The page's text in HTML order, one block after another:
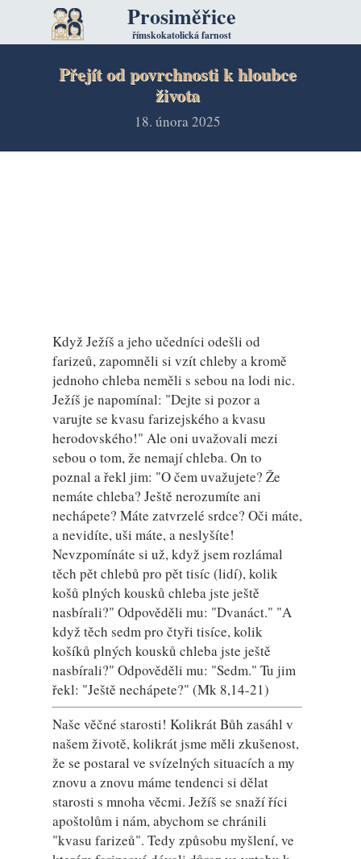
Prosiměřice
římskokatolická farnost
18. února 2025
Přejít od povrchnosti k hloubce
života
Když Ježíš a jeho učedníci odešli od
farizeů, zapomněli si vzít chleby a kromě
jednoho chleba neměli s sebou na lodi nic.
Ježíš je napomínal: "Dejte si pozor a
varujte se kvasu farizejského a kvasu
herodovského!" Ale oni uvažovali mezi
sebou o tom, že nemají chleba. On to
poznal a řekl jim: "O čem uvažujete? Že
nemáte chleba? Ještě nerozumíte ani
nechápete? Máte zatvrzelé srdce? Oči máte,
a nevidíte, uši máte, a neslyšíte!
Nevzpomínáte si už, když jsem rozlámal
těch pět chlebů pro pět tisíc (lidí), kolik
košů plných kousků chleba jste ještě
nasbírali?" Odpověděli mu: "Dvanáct." "A
když těch sedm pro čtyři tisíce, kolik
košíků plných kousků chleba jste ještě
nasbírali?" Odpověděli mu: "Sedm." Tu jim
řekl: "Ještě nechápete?" (Mk 8,14-21)
Naše věčné starosti! Kolikrát Bůh zasáhl v
našem životě, kolikrát jsme měli zkušenost,
že se postaral ve svízelných situacích a my
znovu a znovu máme tendenci si dělat
starosti s mnoha věcmi. Ježíš se snaží říci
apoštolům i nám, abychom se chránili
"kvasu farizeů". Tedy způsobu myšlení, ve